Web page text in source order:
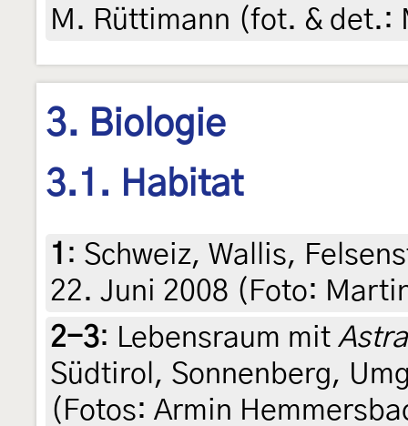
M. Rüttimann (fot. & det.:
3. Biologie
3.1. Habitat
1 : Schweiz, Wallis,
22. Juni 2008 (Foto:
2-3: Lebensraum mit
Südtirol, Sonnenberg,
(Fotos: Armin